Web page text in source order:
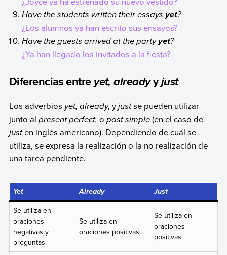
Have the students written their essaysyet?
¿Los alumnos ya han escrito sus ensayos?
Have the guests arrived at the partyyet?
¿Ya han llegado los invitados a la fiesta?
Diferencias entre yet, alreadyyjust
Los adverbios yet, already, yjustse pueden utilizar
junto al present perfect, o past simple(en el caso de
justen inglés americano). Dependiendo de cuál se
utiliza, se expresa la realización o la no realización de
una tarea pendiente.
Yet Already Just
Se utiliza en
oraciones
negativas y
preguntas.
Se utiliza en
oraciones positivas.
Se utiliza en
oraciones
positivas.